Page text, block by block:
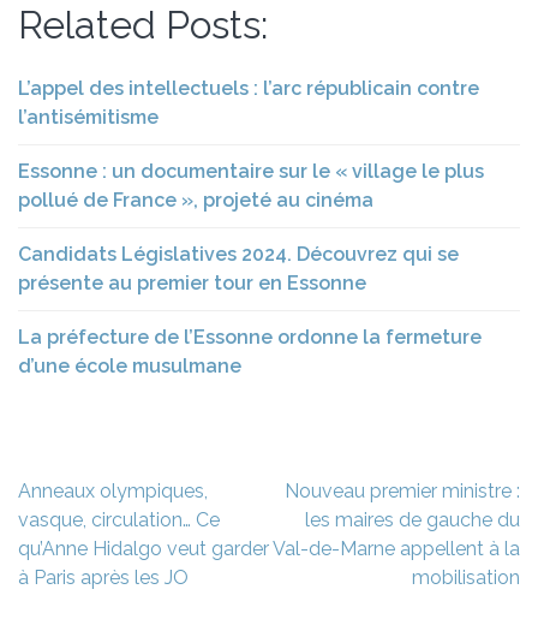
Related Posts:
L’appel des intellectuels : l’arc républicain contre
l’antisémitisme
Essonne : un documentaire sur le « village le plus
pollué de France », projeté au cinéma
Candidats Législatives 2024. Découvrez qui se
présente au premier tour en Essonne
La préfecture de l’Essonne ordonne la fermeture
d’une école musulmane
Navigation
de
l’article
Anneaux olympiques,
vasque, circulation… Ce
qu’Anne Hidalgo veut garder
à Paris après les JO
Nouveau premier ministre :
les maires de gauche du
Val-de-Marne appellent à la
mobilisation